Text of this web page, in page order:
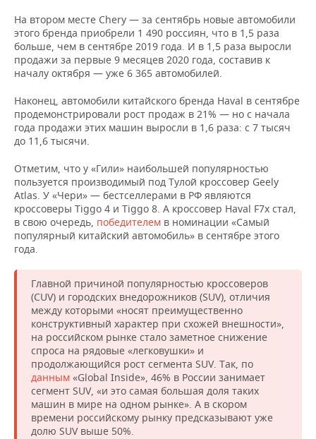
На втором месте Chery — за сентябрь новые автомобили
этого бренда приобрели 1 490 россиян, что в 1,5 раза
больше, чем в сентябре 2019 года. И в 1,5 раза выросли
продажи за первые 9 месяцев 2020 года, составив к
началу октября — уже 6 365 автомобилей.
Наконец, автомобили китайского бренда Haval в сентябре
продемонстрировали рост продаж в 21% — но с начала
года продажи этих машин выросли в 1,6 раза: с 7 тысяч
до 11,6 тысячи.
Отметим, что у «Гили» наибольшей популярностью
пользуется производимый под Тулой кроссовер Geely
Atlas. У «Чери» — бестселлерами в РФ являются
кроссоверы Tiggo 4 и Tiggo 8. А кроссовер Haval F7x стал,
в свою очередь, победителем в номинации «Самый
популярный китайский автомобиль» в сентябре этого
года.
Главной причиной популярностью кроссоверов
(CUV) и городских внедорожников (SUV), отличия
между которыми «носят преимущественно
конструктивный характер при схожей внешности»,
на российском рынке стало заметное снижение
спроса на рядовые «легковушки» и
продолжающийся рост сегмента SUV. Так, по
данным «Global Inside», 46% в России занимает
сегмент SUV, «и это самая большая доля таких
машин в мире на одном рынке». А в скором
времени российскому рынку предсказывают уже
долю SUV выше 50%.